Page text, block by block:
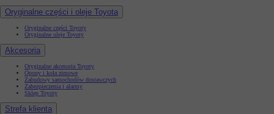
Oryginalne części i oleje Toyota
Oryginalne części Toyoty
Oryginalne oleje Toyoty
Akcesoria
Oryginalne akcesoria Toyoty
Opony i koła zimowe
Zabudowy samochodów dostawczych
Zabezpieczenia i alarmy
Sklep Toyoty
Strefa klienta